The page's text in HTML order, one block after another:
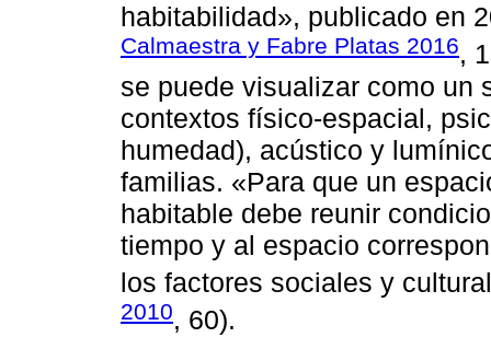
habitabilidad», publicado en
Calmaestra y Fabre Platas 2016,
se puede visualizar como un
contextos físico-espacial,
humedad), acústico y
familias. «Para que un
habitable debe reunir
tiempo y al espacio
los factores sociales y
2010, 60).